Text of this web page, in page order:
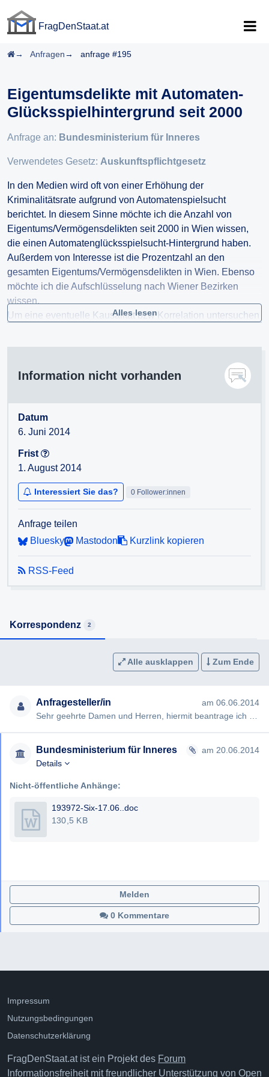
FragDenStaat.at
Startseite
Anfragen anfrage #195
Eigentumsdelikte mit Automaten-
Glücksspielhintergrund seit 2000
Anfrage an: Bundesministerium für Inneres
Verwendetes Gesetz: Auskunftspflichtgesetz
In den Medien wird oft von einer Erhöhung der
Kriminalitätsrate aufgrund von Automatenspielsucht
berichtet. In diesem Sinne möchte ich die Anzahl von
Eigentums/Vermögensdelikten seit 2000 in Wien wissen,
die einen Automatenglücksspielsucht-Hintergrund haben.
Außerdem von Interesse ist die Prozentzahl an den
gesamten Eigentums/Vermögensdelikten in Wien. Ebenso
möchte ich die Aufschlüsselung nach Wiener Bezirken
wissen.
Um eine eventuelle Kausalität bzw Korrelation untersuchen
aufgeschlüsselt nach Bezirken, wissen.
Alles lesen
Information nicht vorhanden
Datum
6. Juni 2014
Frist
1. August 2014
Interessiert Sie das? 0 Follower:innen
Anfrage teilen
Bluesky
Mastodon Kurzlink kopieren
RSS-Feed
Korrespondenz 2
Alle ausklappen Zum Ende
Anfragesteller/in
am 06.06.2014
Bundesministerium für Inneres
am 20.06.2014
Details
Nicht-öffentliche Anhänge:
193972-Six-17.06..doc
130,5 KB
0 Kommentare
Melden
Impressum
Nutzungsbedingungen
Datenschutzerklärung
FragDenStaat.at ist ein Projekt des Forum
Informationsfreiheitmit freundlicher Unterstützung von Open